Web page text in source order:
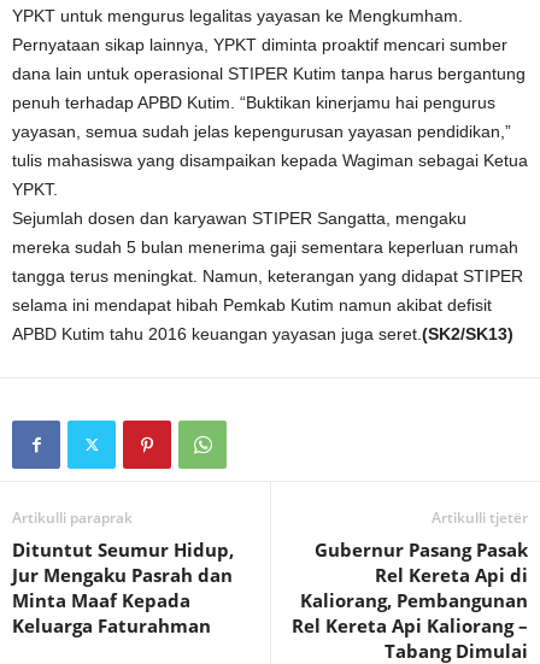
YPKT untuk mengurus legalitas yayasan ke Mengkumham.
Pernyataan sikap lainnya, YPKT diminta proaktif mencari sumber
dana lain untuk operasional STIPER Kutim tanpa harus bergantung
penuh terhadap APBD Kutim. “Buktikan kinerjamu hai pengurus
yayasan, semua sudah jelas kepengurusan yayasan pendidikan,”
tulis mahasiswa yang disampaikan kepada Wagiman sebagai Ketua
YPKT.
Sejumlah dosen dan karyawan STIPER Sangatta, mengaku
mereka sudah 5 bulan menerima gaji sementara keperluan rumah
tangga terus meningkat. Namun, keterangan yang didapat STIPER
selama ini mendapat hibah Pemkab Kutim namun akibat defisit
APBD Kutim tahu 2016 keuangan yayasan juga seret. (SK2/SK13)
Artikulli paraprak
Dituntut Seumur Hidup,
Jur Mengaku Pasrah dan
Minta Maaf Kepada
Keluarga Faturahman
Artikulli tjetër
Gubernur Pasang Pasak
Rel Kereta Api di
Kaliorang, Pembangunan
Rel Kereta Api Kaliorang –
Tabang Dimulai